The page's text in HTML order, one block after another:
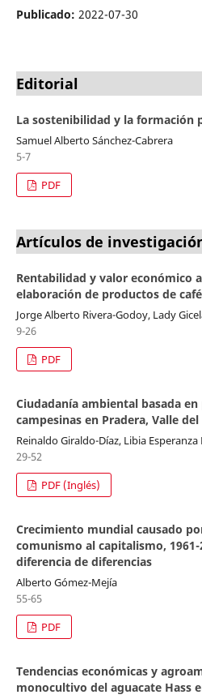
Publicado: 2022-07-30
Editorial
La sostenibilidad y la formación
Samuel Alberto Sánchez-Cabrera
5-7
PDF
Artículos de
Rentabilidad y valor económico
elaboración de productos de
Jorge Alberto Rivera-Godoy, Lady
9-26
PDF
Ciudadanía ambiental basada
campesinas en Pradera, Valle
Reinaldo Giraldo-Díaz, Libia
29-52
PDF (Inglés)
Crecimiento mundial causado
comunismo al capitalismo,
diferencia de diferencias
Alberto Gómez-Mejía
55-65
PDF
Tendencias económicas y
monocultivo del aguacate Hass